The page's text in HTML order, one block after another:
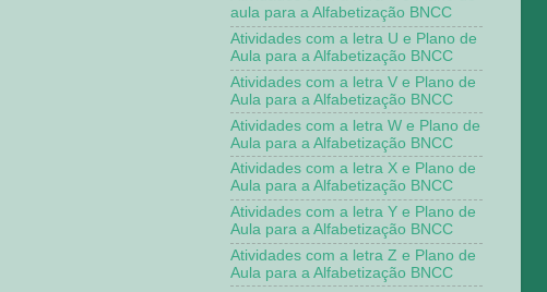
aula para a Alfabetização BNCC
Atividades com a letra U e Plano de
Aula para a Alfabetização BNCC
Atividades com a letra V e Plano de
Aula para a Alfabetização BNCC
Atividades com a letra W e Plano de
Aula para a Alfabetização BNCC
Atividades com a letra X e Plano de
Aula para a Alfabetização BNCC
Atividades com a letra Y e Plano de
Aula para a Alfabetização BNCC
Atividades com a letra Z e Plano de
Aula para a Alfabetização BNCC